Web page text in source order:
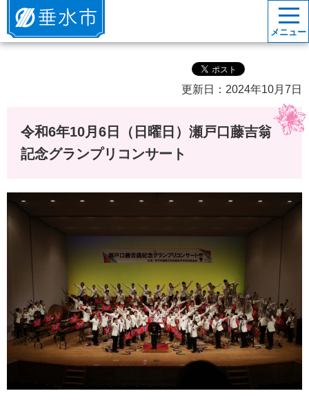
垂水市
メニュー
更新日：2024年10月7日
令和6年10月6日（日曜日）瀬戸口藤吉翁
記念グランプリコンサート